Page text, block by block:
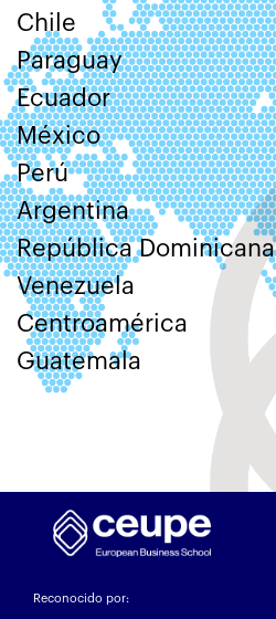
Chile
Paraguay
Ecuador
México
Perú
Argentina
República Dominicana
Venezuela
Centroamérica
Guatemala
Reconocido por: